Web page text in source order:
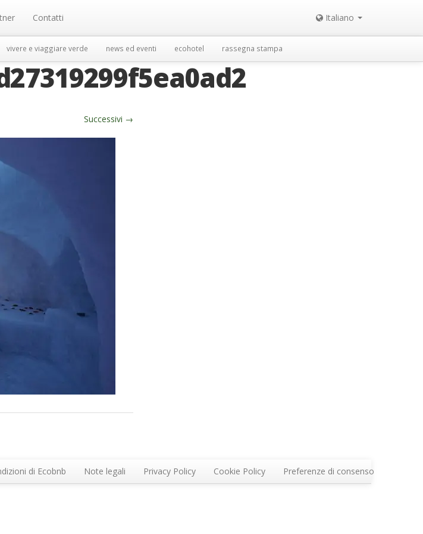
Contatti Italiano
vivere e viaggiare verde news ed eventi ecohotel rassegna stampa
Successivi →
di Ecobnb Note legali Privacy Policy Cookie Policy Preferenze di consenso